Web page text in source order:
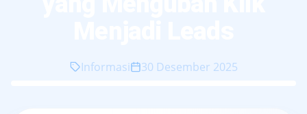
Informasi 30 Desember 2025